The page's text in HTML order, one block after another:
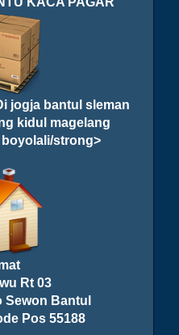
jogja bantul sleman
kidul magelang
strong>
Rt 03
Bantul
Pos 55188